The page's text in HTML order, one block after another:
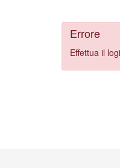
Errore
Effettua il